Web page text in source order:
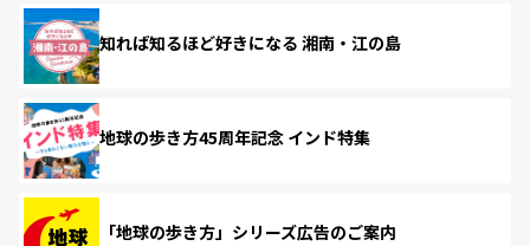
知れば知るほど好きになる 湘南・江の島
地球の歩き方45周年記念 インド特集
「地球の歩き方」シリーズ広告のご案内